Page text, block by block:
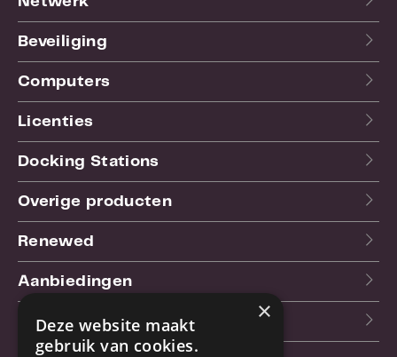
Beveiliging
Computers
Licenties
Docking Stations
Overige producten
Renewed
Aanbiedingen
Blog ×
Deze website maakt
gebruik van cookies.